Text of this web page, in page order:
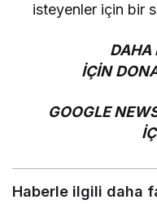
isteyenler için bir
DAHA
İÇİN
GOOGLE
Haberle ilgili daha